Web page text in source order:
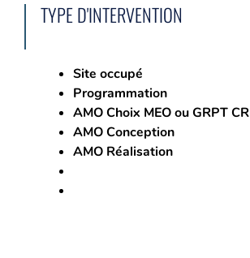
TYPE D'INTERVENTION
Site occupé
Programmation
AMO Choix MEO ou GRPT CR
AMO Conception
AMO Réalisation